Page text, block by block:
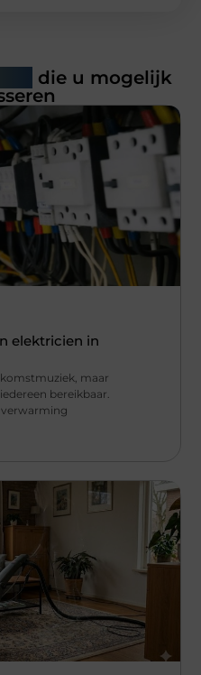
die u mogelijk
elektricien in
maar
bereikbaar.
verwarming